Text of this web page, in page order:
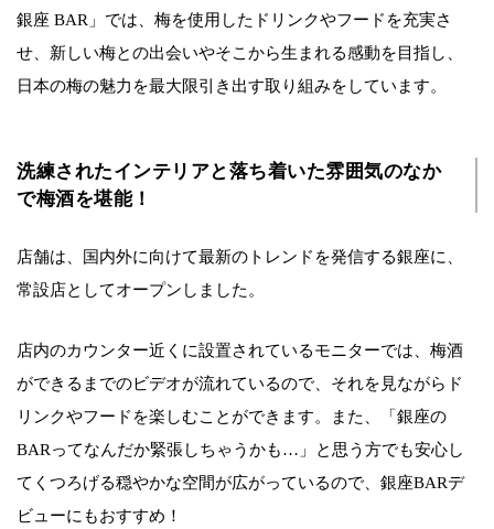
銀座 BAR」では、梅を使用したドリンクやフードを充実さ
せ、新しい梅との出会いやそこから生まれる感動を目指し、
日本の梅の魅力を最大限引き出す取り組みをしています。
洗練されたインテリアと落ち着いた雰囲気のなか
で梅酒を堪能！
店舗は、国内外に向けて最新のトレンドを発信する銀座に、
常設店としてオープンしました。
店内のカウンター近くに設置されているモニターでは、梅酒
ができるまでのビデオが流れているので、それを見ながらド
リンクやフードを楽しむことができます。また、「銀座の
BARってなんだか緊張しちゃうかも…」と思う方でも安心し
てくつろげる穏やかな空間が広がっているので、銀座BARデ
ビューにもおすすめ！